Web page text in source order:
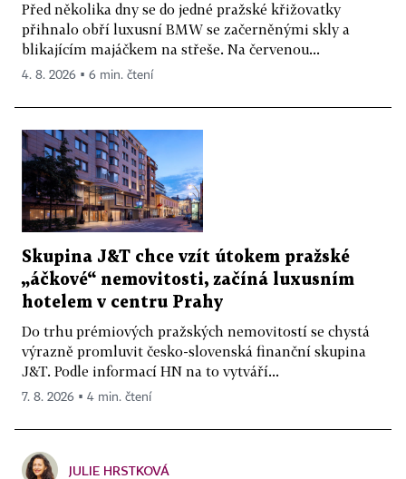
Před několika dny se do jedné pražské křižovatky
přihnalo obří luxusní BMW se začerněnými skly a
blikajícím majáčkem na střeše. Na červenou...
4. 8. 2026 ▪ 6 min. čtení
Skupina J&T chce vzít útokem pražské
„áčkové“ nemovitosti, začíná luxusním
hotelem v centru Prahy
Do trhu prémiových pražských nemovitostí se chystá
výrazně promluvit česko-slovenská finanční skupina
J&T. Podle informací HN na to vytváří...
7. 8. 2026 ▪ 4 min. čtení
JULIE HRSTKOVÁ